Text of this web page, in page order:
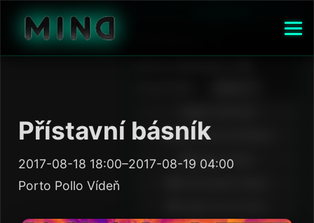
Přístavní básník
2017-08-18 18:00–2017-08-19 04:00
Porto Pollo Vídeň